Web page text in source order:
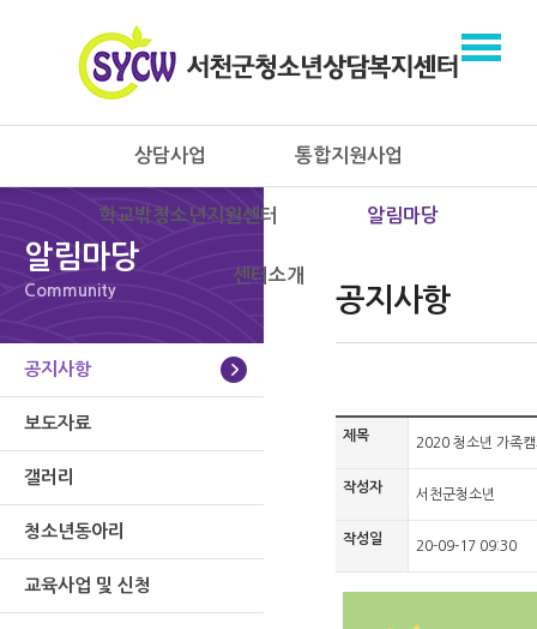
상담사업 통합지원사업
학교밖청소년지원센터 알림마당
센터소개
알림마당
Community
공지사항
보도자료
갤러리
청소년동아리
교육사업 및 신청
공지사항
제목 2020 청소년 가족
작성자 서천군청소년
작성일 20-09-17 09:30